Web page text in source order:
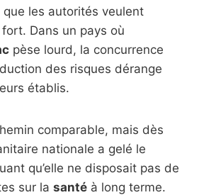
les autorités veulent
Dans un pays où
pèse lourd, la concurrence
des risques dérange
établis.
comparable, mais dès
nationale a gelé le
qu’elle ne disposait pas de
sur la santé à long terme.